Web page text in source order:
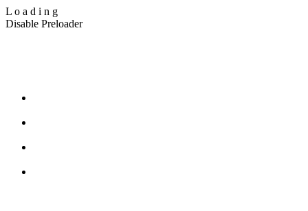
L o a d i n g
Disable Preloader